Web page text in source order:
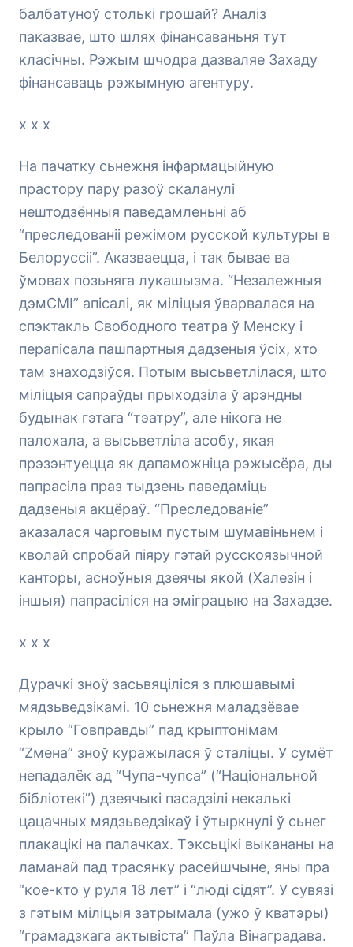
балбатуноў столькі грошай? Аналіз
паказвае, што шлях фінансаваньня тут
класічны. Рэжым шчодра дазваляе Захаду
фінансаваць рэжымную агентуру.
х х х
На пачатку сьнежня інфармацыйную
прастору пару разоў скаланулі
нештодзённыя паведамленьні аб
“преследованіі режімом русской культуры в
Белоруссіі”. Аказваецца, і так бывае ва
ўмовах позьняга лукашызма. “Незалежныя
дэмСМІ” апісалі, як міліцыя ўварвалася на
спэктакль Свободного театра ў Менску і
перапісала пашпартныя дадзеныя ўсіх, хто
там знаходзіўся. Потым высьветлілася, што
міліцыя сапраўды прыходзіла ў арэндны
будынак гэтага “тэатру”, але нікога не
палохала, а высьветліла асобу, якая
прэзэнтуецца як дапаможніца рэжысёра, ды
папрасіла праз тыдзень паведаміць
дадзеныя акцёраў. “Преследованіе”
аказалася чарговым пустым шумавіньнем і
кволай спробай піяру гэтай русскоязычной
канторы, асноўныя дзеячы якой (Халезін і
іншыя) папрасіліся на эміграцыю на Захадзе.
х х х
Дурачкі зноў засьвяціліся з плюшавымі
мядзьведзікамі. 10 сьнежня маладзёвае
крыло “Говправды” пад крыптонімам
“Zмена” зноў куражылася ў сталіцы. У сумёт
непадалёк ад “Чупа-чупса” (“Національной
бібліотекі”) дзеячыкі пасадзілі некалькі
цацачных мядзьведзікаў і ўтыркнулі ў сьнег
плакацікі на палачках. Тэксьцікі выкананы на
ламанай пад трасянку расейшчыне, яны пра
“кое-кто у руля 18 лет” і “люді сідят”. У сувязі
з гэтым міліцыя затрымала (ужо ў кватэры)
“грамадзкага актывіста” Паўла Вінаградава.